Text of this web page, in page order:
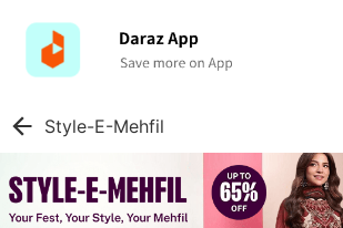
Style-E-Mehfil